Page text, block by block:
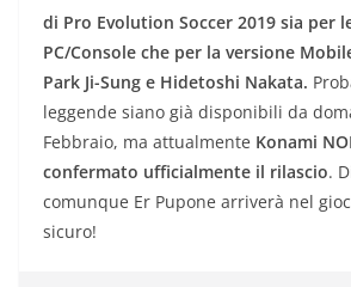
di Pro Evolution Soccer 2019 sia per
PC/Console che per la versione
Park Ji-Sung e Hidetoshi Nakata.
leggende siano già disponibili da
Febbraio, ma attualmente Konami
confermato ufficialmente il rilascio.
comunque Er Pupone arriverà nel
sicuro!